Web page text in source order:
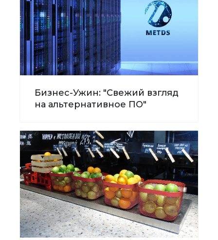
Бизнес-Ужин: "Свежий взгляд
на альтернативное ПО"